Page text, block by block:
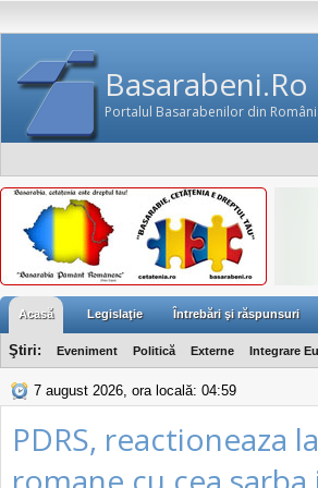
Basarabeni.Ro
Portalul Basarabenilor din
Acasă Legislaţie Întrebări şi răspunsuri
Ştiri: Eveniment Politică Externe Integrare
7 august 2026, ora locală: 04:59
PDRS, reactioneaza